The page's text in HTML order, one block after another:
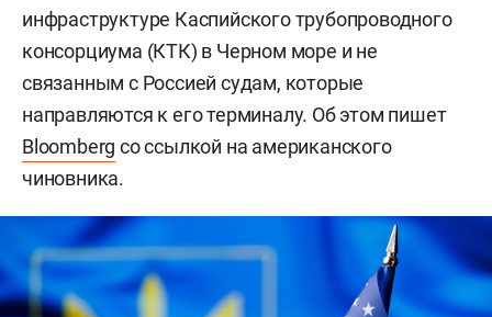
инфраструктуре Каспийского трубопроводного
консорциума (КТК) в Черном море и не
связанным с Россией судам, которые
направляются к его терминалу. Об этом пишет
Bloomberg со ссылкой на американского
чиновника.